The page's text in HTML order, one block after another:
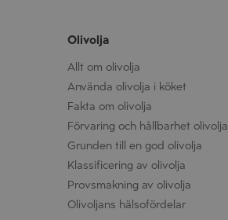
Olivolja
Allt om olivolja
Använda olivolja i köket
Fakta om olivolja
Förvaring och hållbarhet olivolja
Grunden till en god olivolja
Klassificering av olivolja
Provsmakning av olivolja
Olivoljans hälsofördelar